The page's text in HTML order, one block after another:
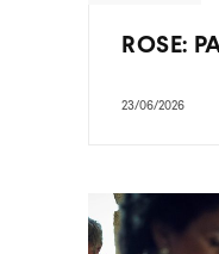
ROSE:
23/06/2026